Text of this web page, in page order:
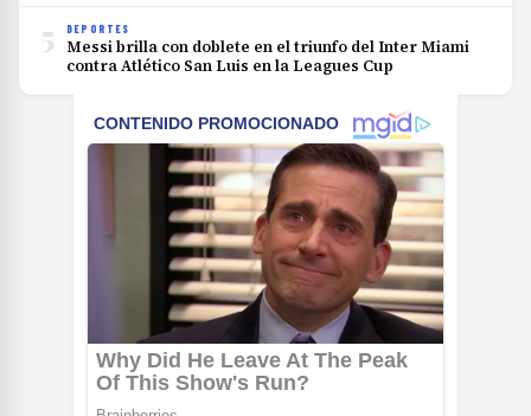
5 DEPORTES
Messi brilla con doblete en el triunfo del Inter Miami
contra Atlético San Luis en la Leagues Cup